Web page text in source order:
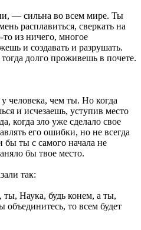
— сильна во всем мире. Ты
расплавиться, сверкать на
то из ничего, многое
и создавать и разрушать.
долго проживешь в почете.
человека, чем ты. Но когда
и исчезаешь, уступив место
когда зло уже сделало свое
его ошибки, но не всегда
бы ты с самого начала не
бы твое место.
так:
Наука, будь конем, а ты,
то всем будет